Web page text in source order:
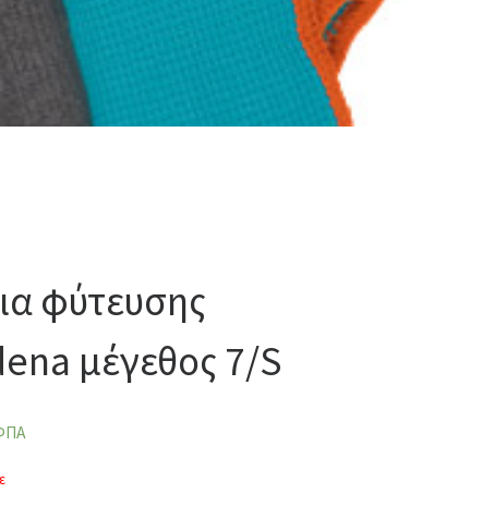
φύτευσης
μέγεθος 7/S